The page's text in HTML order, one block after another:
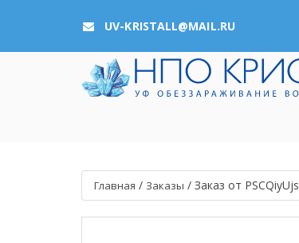
UV-KRISTALL@MAIL.RU
Главная / Заказы / Заказ от